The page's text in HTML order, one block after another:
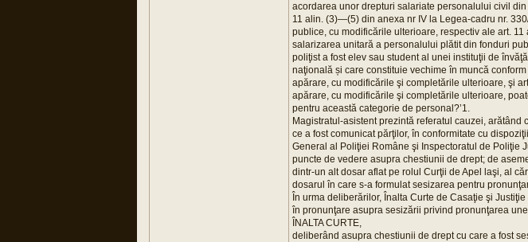
acordarea unor drepturi salariate personalului civil
11 alin. (3)—(5) din anexa nr IV la Legea-cadru nr.
publice, cu modificările ulterioare, respectiv ale art.
salarizarea unitară a personalului plătit din fonduri
poliţist a fost elev sau student al unei instituţii de
naţională și care constituie vechime în muncă
apărare, cu modificările şi completările ulterioare, şi
apărare, cu modificările şi completările ulterioare,
pentru această categorie de personal?’1.
Magistratul-asistent prezintă referatul cauzei,
ce a fost comunicat părţilor, în conformitate cu
General al Poliţiei Române şi Inspectoratul de Poliţie
puncte de vedere asupra chestiunii de drept; de
dintr-un alt dosar aflat pe rolul Curţii de Apel laşi, al
dosarul în care s-a formulat sesizarea pentru
În urma deliberărilor, Înalta Curte de Casaţie şi
în pronunţare asupra sesizării privind pronunţarea
ÎNALTA CURTE,
deliberând asupra chestiunii de drept cu care a fost